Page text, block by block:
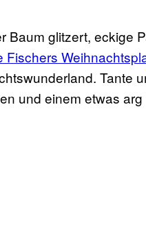
Baum glitzert, eckige
Fischers
Tante
und einem etwas